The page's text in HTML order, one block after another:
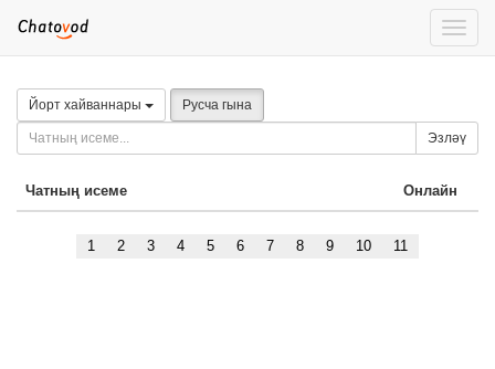
Toggle
Йорт хайваннары Русча гына
Эзләү
Чатның исеме Онлайн
1 2 3 4 5 6 7 8 9 10 11